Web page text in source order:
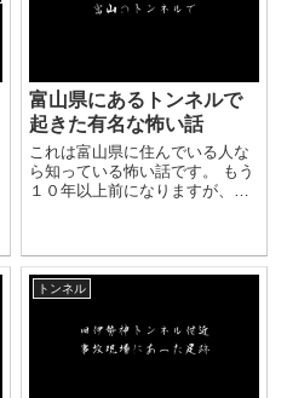
富山県にあるトンネルで
起きた有名な怖い話
これは富山県に住んでいる人な
ら知っている怖い話です。 もう
１０年以上前になりますが、富
何個か続いているトンネルで、
ある２組のカ...
トンネル